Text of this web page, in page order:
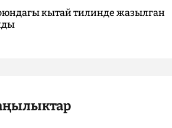
кытай тилинде жазылган